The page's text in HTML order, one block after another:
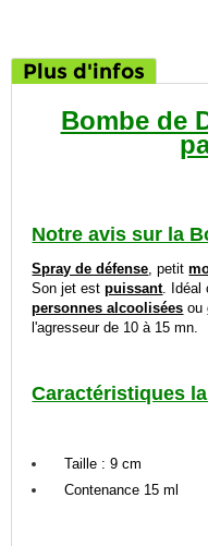
Plus d'infos
Bombe de
Notre avis sur la
Spray de défense, petit
Son jet estpuissant. Idéal
personnes alcoolisées ou
l'agresseur de 10 à 15 mn.
Caractéristiques
Taille : 9 cm
Contenance 15 ml